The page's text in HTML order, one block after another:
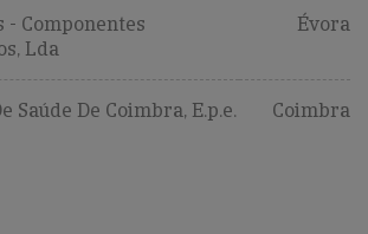
- Componentes
Lda
Évora
Saúde De Coimbra, E.p.e. Coimbra